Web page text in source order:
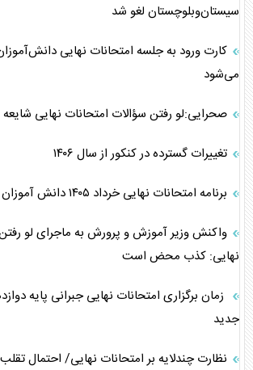
سیستان‌وبلوچستان لغو شد
کارت ورود به جلسه امتحانات نهایی
می‌شود
صحرایی:لو رفتن سؤالات امتحانات نهایی
تغییرات گسترده در کنکور از سال ۱۴۰۶
برنامه امتحانات نهایی خرداد ۱۴۰۵ دانش آموزان اعلام شد + جزئیات
واکنش وزیر آموزش و پرورش به ماجرای لو
نهایی: کذب محض است
زمان برگزاری امتحانات نهایی جبرانی پایه
جدید
نظارت چندلایه بر امتحانات نهایی/ احتمال